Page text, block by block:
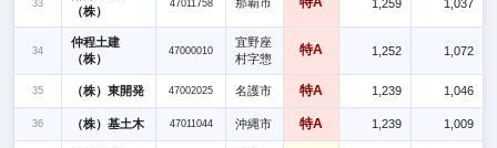
33
（株）
47011758 1,259 1,037
34
仲程土建
（株）
47000010
宜野座
村字惣
特A 1,252 1,072
35 （株）東開発 47002025 名護市 特A 1,239 1,046
36 （株）基土木 47011044 沖縄市 特A 1,239 1,009